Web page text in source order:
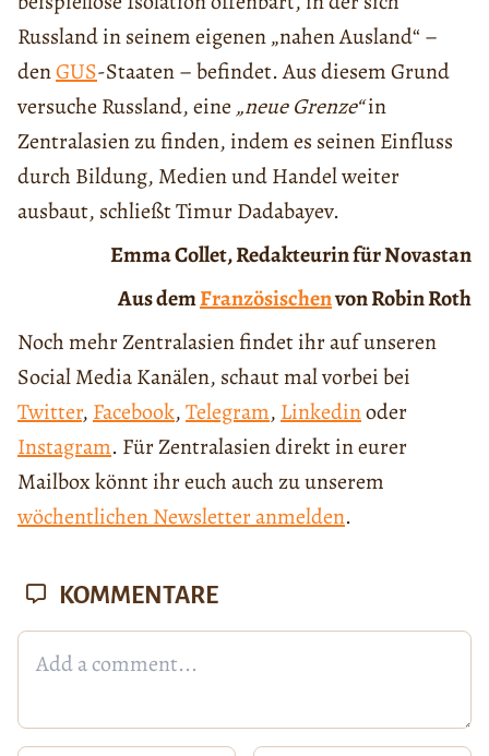
Russland in seinem eigenen „nahen Ausland“ –
denGUS-Staaten – befindet. Aus diesem Grund
versuche Russland, eine„neue Grenze“in
Zentralasien zu finden, indem es seinen Einfluss
durch Bildung, Medien und Handel weiter
ausbaut, schließt Timur Dadabayev.
Emma Collet, Redakteurin für Novastan
Aus demFranzösischenvon Robin Roth
Noch mehr Zentralasien findet ihr auf unseren
Social Media Kanälen, schaut mal vorbei bei
Twitter,Facebook,Telegram,Linkedinoder
Instagram. Für Zentralasien direkt in eurer
Mailbox könnt ihr euch auch zu unserem
wöchentlichen Newsletter anmelden.
KOMMENTARE